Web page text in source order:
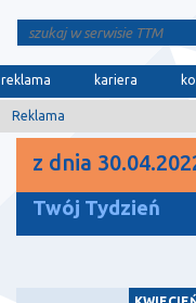
reklama kariera
Reklama
z dnia
Twój Tydzień